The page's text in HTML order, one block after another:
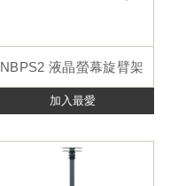
NBPS2 液晶螢幕旋臂架
加入最愛